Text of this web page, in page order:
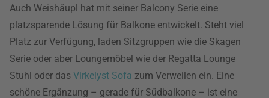
Auch Weishäupl hat mit seiner Balcony Serie eine
platzsparende Lösung für Balkone entwickelt. Steht viel
Platz zur Verfügung, laden Sitzgruppen wie die Skagen
Serie oder aber Loungemöbel wie der Regatta Lounge
Stuhl oder das Virkelyst Sofa zum Verweilen ein. Eine
schöne Ergänzung – gerade für Südbalkone – ist eine